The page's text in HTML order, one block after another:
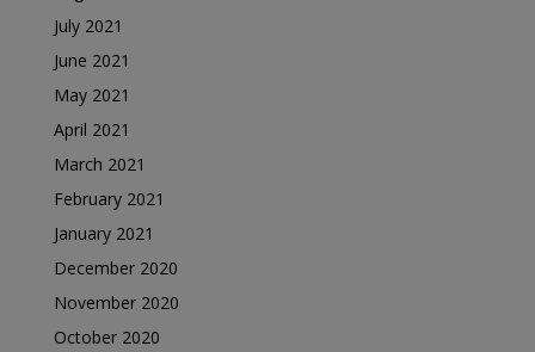
July 2021
June 2021
May 2021
April 2021
March 2021
February 2021
January 2021
December 2020
November 2020
October 2020